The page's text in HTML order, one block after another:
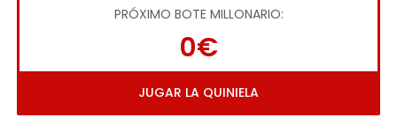
PRÓXIMO BOTE MILLONARIO:
0€
JUGAR LA QUINIELA